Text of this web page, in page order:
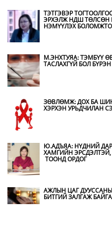
ҮЙЛДВЭРЛЭНЭ
ТЭТГЭВЭР
ЭРХЭЛЖ НДШ ТӨЛСӨН
НЭМҮҮЛЭХ
М.ЭНХТУЯА: ТЭМБҮҮ
ТАСЛАХГҮЙ БОЛ
ЗӨВЛӨМЖ: ДОХ БА
ХЭРХЭН УРЬДЧИЛАН
Ю.АДЪЯА: НҮДНИЙ
ХАМГИЙН
ТООНД ОРДОГ
АЖЛЫН ЦАГ ДУУССАНЫ
БИТГИЙ ЗАЛГАЖ